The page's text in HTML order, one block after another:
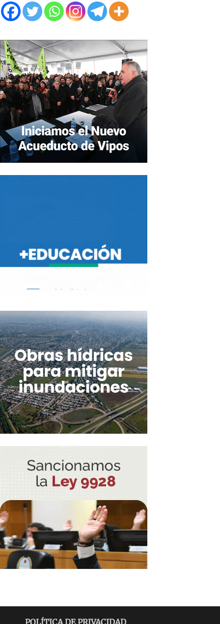
POLÍTICA DE PRIVACIDAD